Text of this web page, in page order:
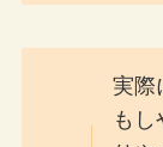
実際
も